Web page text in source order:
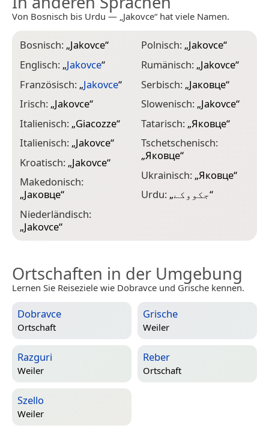
Von Bosnisch bis Urdu — „Jakovce“ hat viele Namen.
Bosnisch: „Jakovce“
Englisch: „Jakovce“
Französisch: „Jakovce“
Irisch: „Jakovce“
Italienisch: „Giacozze“
Italienisch: „Jakovce“
Kroatisch: „Jakovce“
Makedonisch:
„Јаковце“
Niederländisch:
„Jakovce“
Polnisch: „Jakovce“
Rumänisch: „Jakovce“
Serbisch: „Јаковце“
Slowenisch: „Jakovce“
Tatarisch: „Яковце“
Tschetschenisch:
„Яковце“
Ukrainisch: „Яковце“
Urdu: „جکووکے“
Ortschaften in der Umgebung
Lernen Sie Reiseziele wie Dobravce und Grische kennen.
Dobravce
Ortschaft
Grische
Weiler
Razguri
Weiler
Reber
Ortschaft
Szello
Weiler